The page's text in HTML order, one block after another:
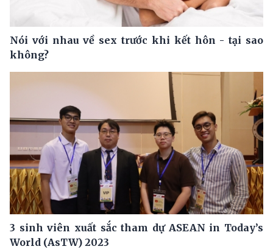
Nói với nhau về sex trước khi kết hôn - tại sao
không?
3 sinh viên xuất sắc tham dự ASEAN in Today’s
World (AsTW) 2023